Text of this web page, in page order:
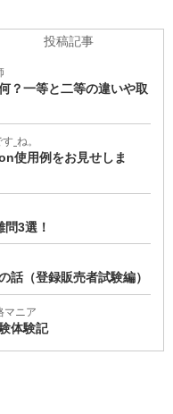
投稿記事
？一等と二等の違いや取
_ね。
使用例をお見せしま
3選！
話（登録販売者試験編）
マニア
体験記